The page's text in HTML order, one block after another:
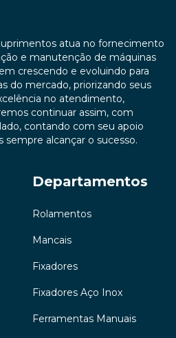
atua no fornecimento
e manutenção de máquinas
crescendo e evoluindo para
do mercado, priorizando seus
no atendimento,
continuar assim, com
contando com seu apoio
sempre alcançar o sucesso.
Departamentos
Rolamentos
Mancais
Fixadores
Fixadores Aço Inox
Ferramentas Manuais